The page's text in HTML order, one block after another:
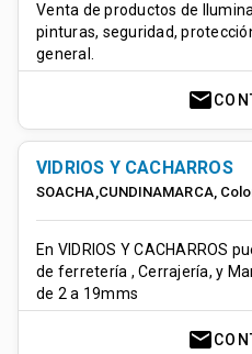
Venta de productos de
pinturas, seguridad,
general.
mail
VIDRIOS Y CACHARROS
SOACHA,CUNDINAMARCA,
En VIDRIOS Y CACHARROS
de ferretería , Cerrajería, y
de 2 a 19mms
mail